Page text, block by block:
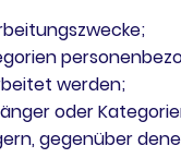
werden;
oder
gegenüber